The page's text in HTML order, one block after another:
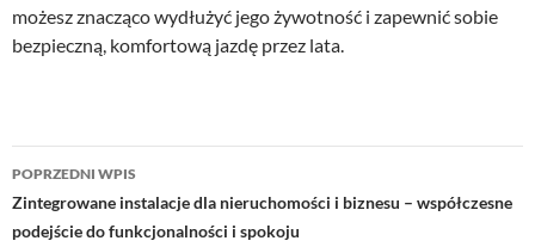
możesz znacząco wydłużyć jego żywotność i zapewnić sobie
bezpieczną, komfortową jazdę przez lata.
Nawigacja
wpisu
POPRZEDNI WPIS
Zintegrowane instalacje dla nieruchomości i biznesu – współczesne
podejście do funkcjonalności i spokoju